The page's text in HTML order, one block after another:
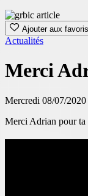
Ajouter aux favoris
Actualités
Merci
Mercredi 08/07/2020
Merci Adrian pour ta